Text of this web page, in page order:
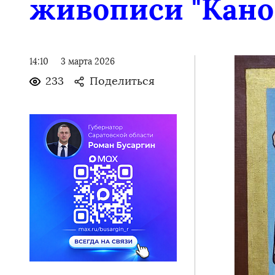
живописи
14:10 3 марта 2026
233 Поделиться